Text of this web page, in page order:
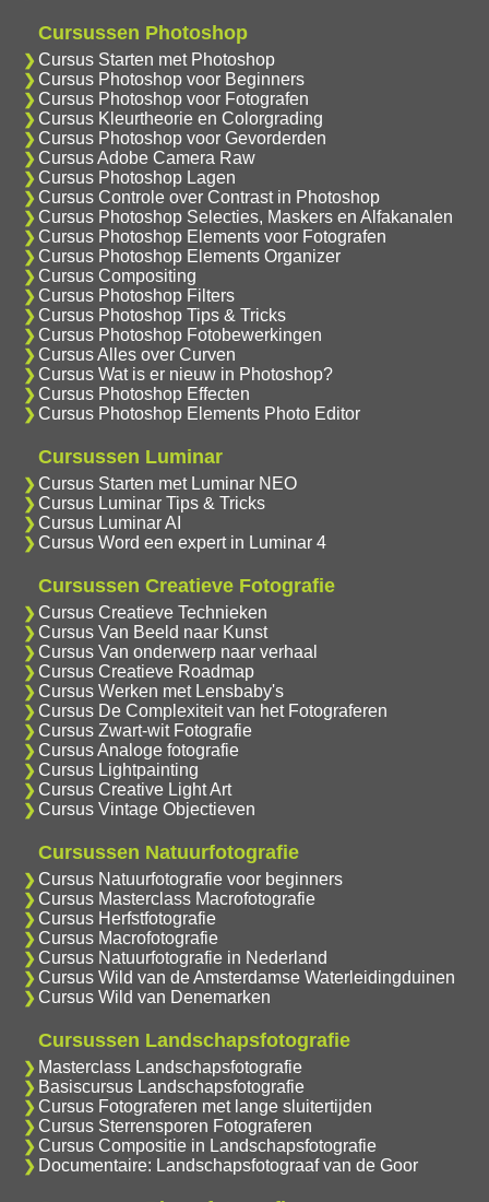
Cursussen Photoshop
Cursus Starten met Photoshop
Cursus Photoshop voor Beginners
Cursus Photoshop voor Fotografen
Cursus Kleurtheorie en Colorgrading
Cursus Photoshop voor Gevorderden
Cursus Adobe Camera Raw
Cursus Photoshop Lagen
Cursus Controle over Contrast in Photoshop
Cursus Photoshop Selecties, Maskers en Alfakanalen
Cursus Photoshop Elements voor Fotografen
Cursus Photoshop Elements Organizer
Cursus Compositing
Cursus Photoshop Filters
Cursus Photoshop Tips & Tricks
Cursus Photoshop Fotobewerkingen
Cursus Alles over Curven
Cursus Wat is er nieuw in Photoshop?
Cursus Photoshop Effecten
Cursus Photoshop Elements Photo Editor
Cursussen Luminar
Cursus Starten met Luminar NEO
Cursus Luminar Tips & Tricks
Cursus Luminar AI
Cursus Word een expert in Luminar 4
Cursussen Creatieve Fotografie
Cursus Creatieve Technieken
Cursus Van Beeld naar Kunst
Cursus Van onderwerp naar verhaal
Cursus Creatieve Roadmap
Cursus Werken met Lensbaby's
Cursus De Complexiteit van het Fotograferen
Cursus Zwart-wit Fotografie
Cursus Analoge fotografie
Cursus Lightpainting
Cursus Creative Light Art
Cursus Vintage Objectieven
Cursussen Natuurfotografie
Cursus Natuurfotografie voor beginners
Cursus Masterclass Macrofotografie
Cursus Herfstfotografie
Cursus Macrofotografie
Cursus Natuurfotografie in Nederland
Cursus Wild van de Amsterdamse Waterleidingduinen
Cursus Wild van Denemarken
Cursussen Landschapsfotografie
Masterclass Landschapsfotografie
Basiscursus Landschapsfotografie
Cursus Fotograferen met lange sluitertijden
Cursus Sterrensporen Fotograferen
Cursus Compositie in Landschapsfotografie
Documentaire: Landschapsfotograaf van de Goor